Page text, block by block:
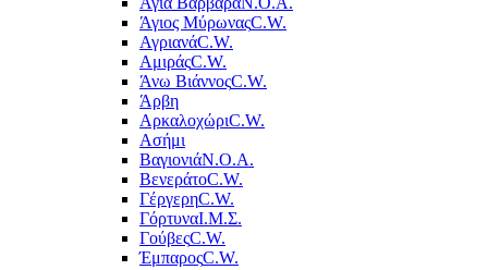
Άγιος ΜύρωναςC.W.
ΑγριανάC.W.
ΑμιράςC.W.
Άνω ΒιάννοςC.W.
Άρβη
ΑρκαλοχώριC.W.
Ασήμι
ΒαγιονιάΝ.Ο.Α.
ΒενεράτοC.W.
ΓέργερηC.W.
ΓόρτυναΙ.Μ.Σ.
ΓούβεςC.W.
ΈμπαροςC.W.